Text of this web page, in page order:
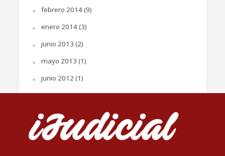
febrero 2014(9)
enero 2014(3)
junio 2013 (2)
mayo 2013 (1)
junio 2012(1)